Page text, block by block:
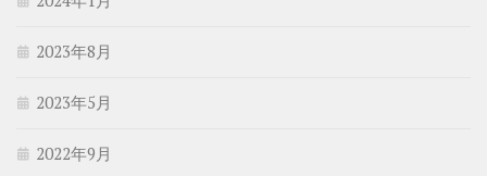
2023年8月
2023年5月
2022年9月